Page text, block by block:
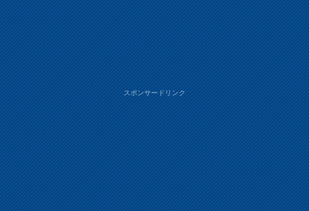
スポンサードリンク